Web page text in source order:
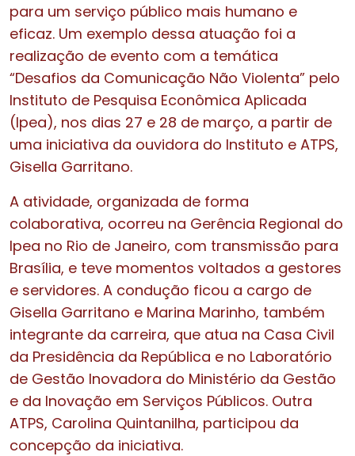
para um serviço público mais humano e
eficaz. Um exemplo dessa atuação foi a
realização de evento com a temática
“Desafios da Comunicação Não Violenta” pelo
Instituto de Pesquisa Econômica Aplicada
(Ipea), nos dias 27 e 28 de março, a partir de
uma iniciativa da ouvidora do Instituto e ATPS,
Gisella Garritano.
A atividade, organizada de forma
colaborativa, ocorreu na Gerência Regional do
Ipea no Rio de Janeiro, com transmissão para
Brasília, e teve momentos voltados a gestores
e servidores. A condução ficou a cargo de
Gisella Garritano e Marina Marinho, também
integrante da carreira, que atua na Casa Civil
da Presidência da República e no Laboratório
de Gestão Inovadora do Ministério da Gestão
e da Inovação em Serviços Públicos. Outra
ATPS, Carolina Quintanilha, participou da
concepção da iniciativa.